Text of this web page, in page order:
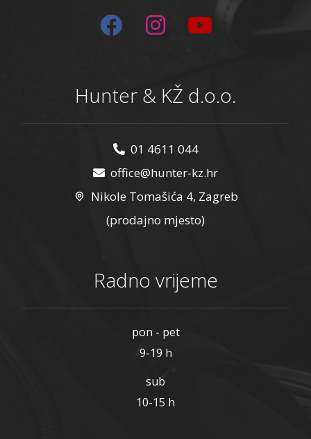
Hunter & KŽ d.o.o.
01 4611 044
office@hunter-kz.hr
Nikole Tomašića 4, Zagreb
(prodajno mjesto)
Radno vrijeme
pon - pet
9-19 h
sub
10-15 h